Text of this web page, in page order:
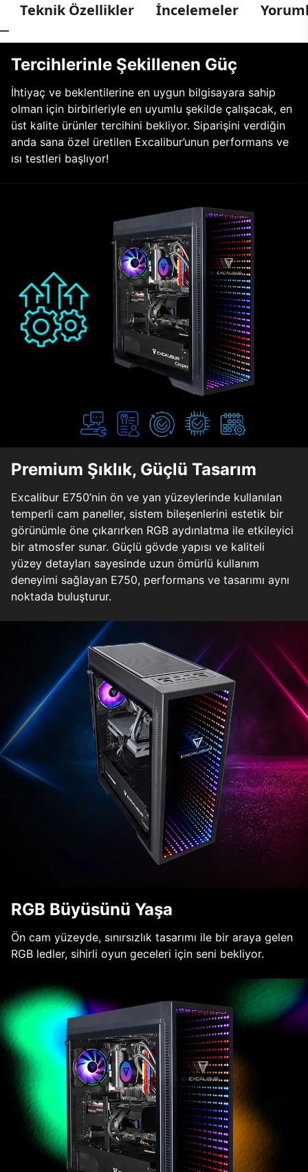
Teknik Özellikler İncelemeler
Tercihlerinle Şekillenen Güç
İhtiyaç ve beklentilerine en uygun bilgisayara sahip
olman için birbirleriyle en uyumlu şekilde çalışacak, en
üst kalite ürünler tercihini bekliyor. Siparişini verdiğin
anda sana özel üretilen Excalibur’unun performans ve
ısı testleri başlıyor!
Premium Şıklık, Güçlü Tasarım
Excalibur E750’nin ön ve yan yüzeylerinde kullanılan
temperli cam paneller, sistem bileşenlerini estetik bir
görünümle öne çıkarırken RGB aydınlatma ile etkileyici
bir atmosfer sunar. Güçlü gövde yapısı ve kaliteli
yüzey detayları sayesinde uzun ömürlü kullanım
deneyimi sağlayan E750, performans ve tasarımı aynı
noktada buluşturur.
RGB Büyüsünü Yaşa
Ön cam yüzeyde, sınırsızlık tasarımı ile bir araya gelen
RGB ledler, sihirli oyun geceleri için seni bekliyor.